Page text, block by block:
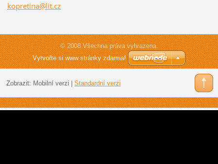
kopretina@lit.cz
© 2008 Všechna práva vyhrazena.
Vytvořte si www stránky zdarma!
Zobrazit: Mobilní verzi Standardní verzi